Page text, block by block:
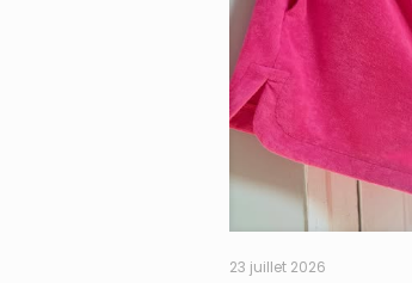
23 juillet 2026